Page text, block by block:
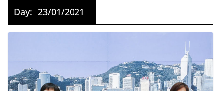
Day: 23/01/2021